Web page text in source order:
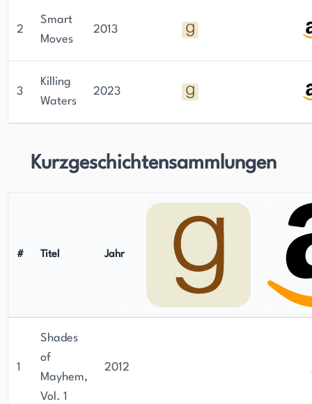
2
Smart
Moves
2013
3
Killing
Waters
2023
Kurzgeschichtensammlungen
# Titel Jahr
1
Shades
of
Mayhem,
Vol. 1
2012